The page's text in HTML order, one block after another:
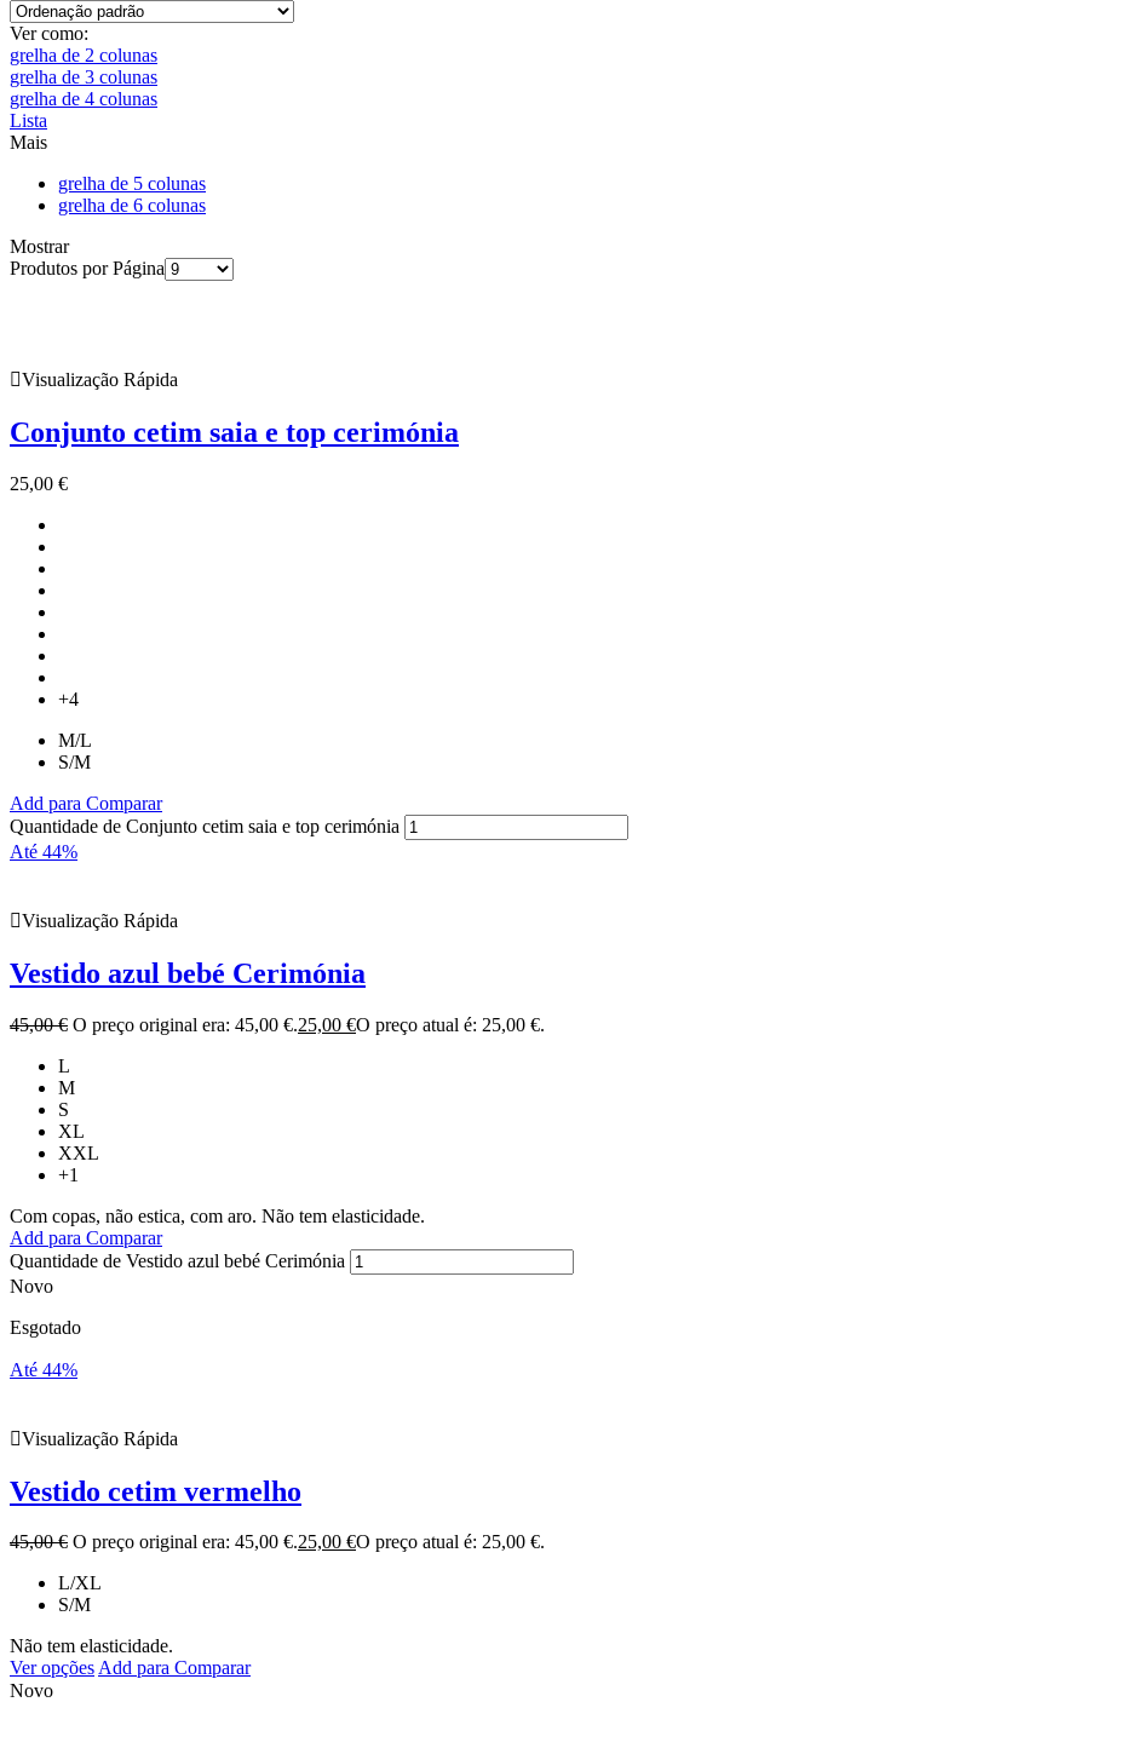
Ver como:
grelha de 2 colunas
grelha de 3 colunas
grelha de 4 colunas
Lista
Mais
grelha de 5 colunas
grelha de 6 colunas
Mostrar
Produtos por Página
Visualização Rápida
Conjunto cetim saia e top cerimónia
25,00 €
+4
M/L
S/M
Add para Comparar
Quantidade de Conjunto cetim saia e top cerimónia
Até 44%
Visualização Rápida
Vestido azul bebé Cerimónia
45,00€ O preço original era: 45,00 €.25,00 €O preço atual é: 25,00 €.
L
M
S
XL
XXL
+1
Com copas, não estica, com aro. Não tem elasticidade.
Add para Comparar
Quantidade de Vestido azul bebé Cerimónia
Novo
Esgotado
Até 44%
Visualização Rápida
Vestido cetim vermelho
45,00€ O preço original era: 45,00 €.25,00 €O preço atual é: 25,00 €.
L/XL
S/M
Não tem elasticidade.
Ver opçõesAdd para Comparar
Novo